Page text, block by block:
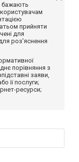
бажають
прийняти
для
роз'яснення
порівняння з
заяви,
її послуги;
ресурси;